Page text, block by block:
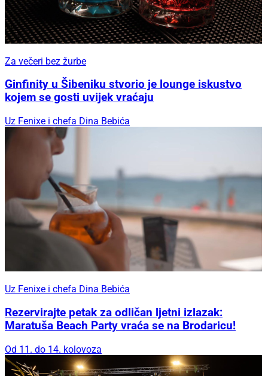
Za večeri bez žurbe
Ginfinity u Šibeniku stvorio je lounge iskustvo
kojem se gosti uvijek vraćaju
Uz Fenixe i chefa Dina Bebića
Uz Fenixe i chefa Dina Bebića
Rezervirajte petak za odličan ljetni izlazak:
Maratuša Beach Party vraća se na Brodaricu!
Od 11. do 14. kolovoza